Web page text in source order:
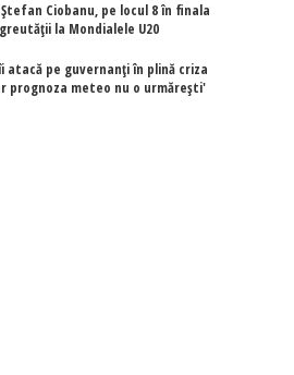
Ciobanu, pe locul 8 în finala
la Mondialele U20
atacă pe guvernanți în plină criza
prognoza meteo nu o urmărești'